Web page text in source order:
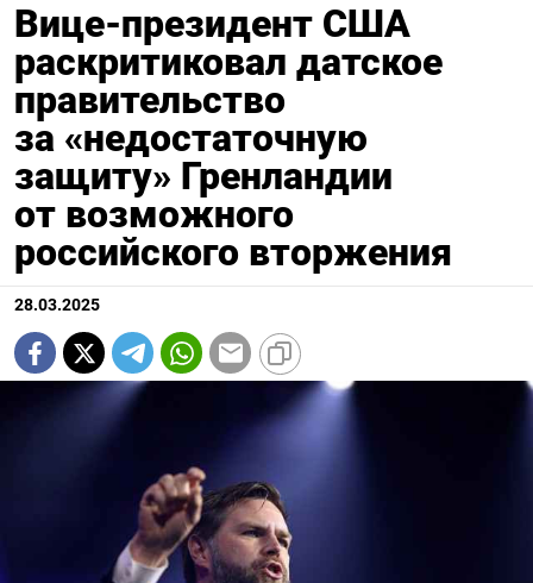
Вице-президент США
раскритиковал датское
правительство
за «недостаточную
защиту» Гренландии
от возможного
российского вторжения
28.03.2025